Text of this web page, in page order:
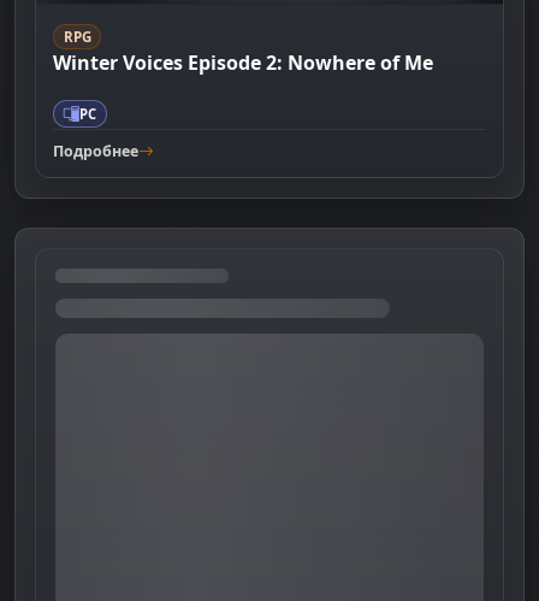
RPG
Winter Voices Episode 2: Nowhere of Me
PC
Подробнее